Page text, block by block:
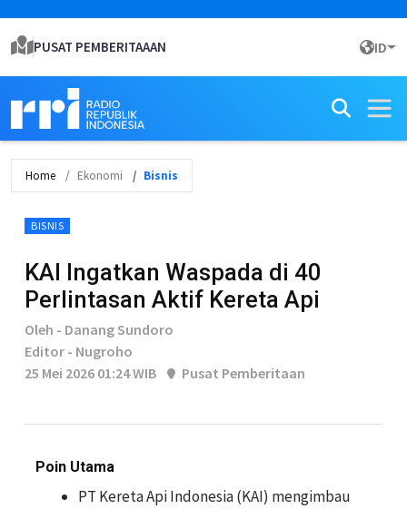
PUSAT PEMBERITAAAN ID
Home Ekonomi Bisnis
BISNIS
KAI Ingatkan Waspada di 40
Perlintasan Aktif Kereta Api
Oleh - Danang Sundoro
Editor - Nugroho
25 Mei 2026 01:24 WIB
Pusat Pemberitaan
Poin Utama
PT Kereta Api Indonesia (KAI) mengimbau